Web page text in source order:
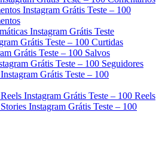
Instagram Grátis Teste – 100
Instagram Grátis Teste
Grátis Teste – 100 Curtidas
Grátis Teste – 100 Salvos
Grátis Teste – 100 Seguidores
Grátis Teste – 100
Instagram Grátis Teste – 100 Reels
Instagram Grátis Teste – 100